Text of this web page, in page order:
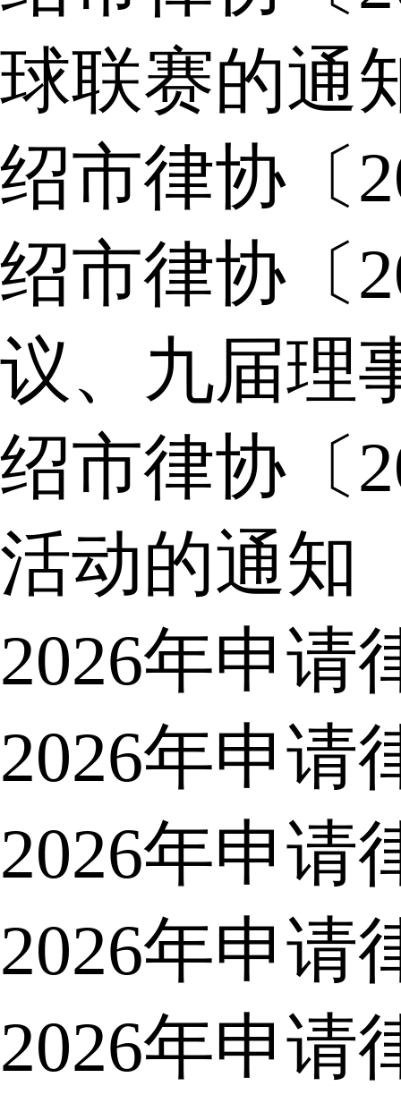
球联赛的通
绍市律协〔
绍市律协〔
议、九届理
绍市律协〔
活动的通知
2026年申请
2026年申请
2026年申请
2026年申请
2026年申请